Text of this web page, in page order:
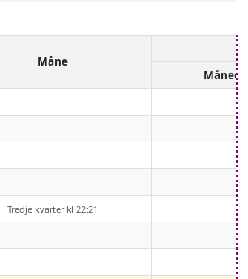
Måne
Tredje kvarter kl 22:21
-